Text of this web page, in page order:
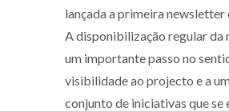
lançada a primeira newsletter
A disponibilização regular da
um importante passo no
visibilidade ao projecto e a
conjunto de iniciativas que se